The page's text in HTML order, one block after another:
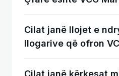
Cilat janë llojet e
llogarive që ofron
Cilat janë kërkesat